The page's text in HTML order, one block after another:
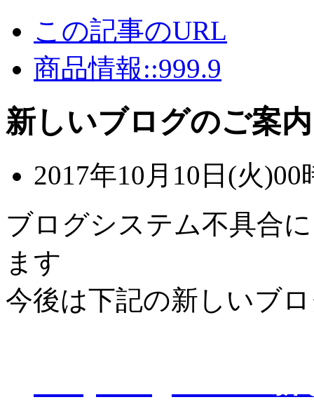
この記事のURL
商品情報::999.9
新しいブログのご案内
2017年10月10日(火)00
ブログシステム不具合
ます
今後は下記の新しいブ